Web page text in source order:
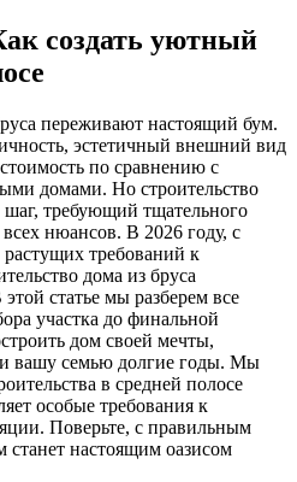
создать уютный
переживают настоящий бум.
эстетичный внешний вид
по сравнению с
домами. Но строительство
шаг, требующий тщательного
нюансов. В 2026 году, с
требований к
дома из бруса
статье мы разберем все
участка до финальной
дом своей мечты,
и вашу семью долгие годы. Мы
в средней полосе
особые требования к
Поверьте, с правильным
настоящим оазисом